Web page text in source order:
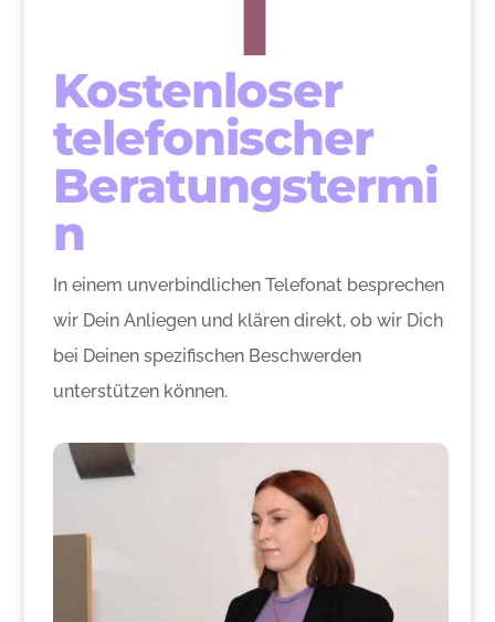
Kostenloser
telefonischer
Beratungstermi
n
In einem unverbindlichen Telefonat besprechen
wir Dein Anliegen und klären direkt, ob wir Dich
bei Deinen spezifischen Beschwerden
unterstützen können.